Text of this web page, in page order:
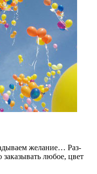
желание… Раз-
любое, цвет